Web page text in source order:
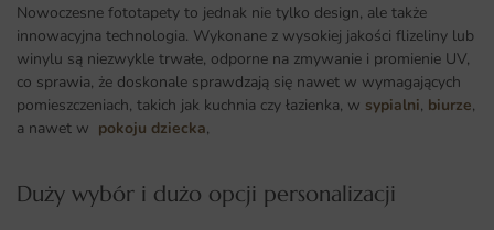
Nowoczesne fototapety to jednak nie tylko design, ale także
innowacyjna technologia. Wykonane z wysokiej jakości flizeliny lub
winylu są niezwykle trwałe, odporne na zmywanie i promienie UV,
co sprawia, że doskonale sprawdzają się nawet w wymagających
pomieszczeniach, takich jak kuchnia czy łazienka, w sypialni, biurze,
a nawet w pokoju dziecka,
Duży wybór i dużo opcji personalizacji ​